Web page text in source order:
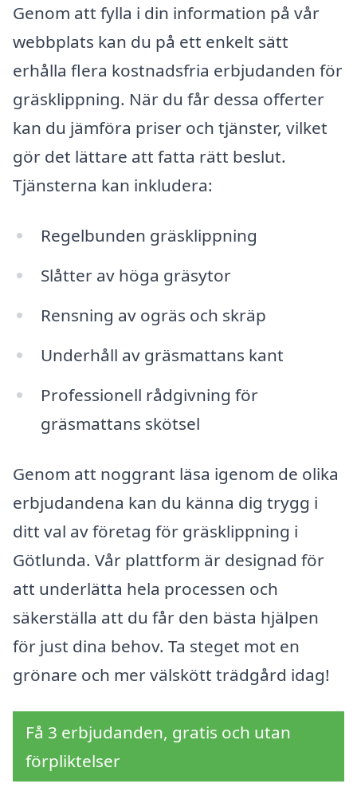
Genom att fylla i din information på vår
webbplats kan du på ett enkelt sätt
erhålla flera kostnadsfria erbjudanden för
gräsklippning. När du får dessa offerter
kan du jämföra priser och tjänster, vilket
gör det lättare att fatta rätt beslut.
Tjänsterna kan inkludera:
Regelbunden gräsklippning
Slåtter av höga gräsytor
Rensning av ogräs och skräp
Underhåll av gräsmattans kant
Professionell rådgivning för
gräsmattans skötsel
Genom att noggrant läsa igenom de olika
erbjudandena kan du känna dig trygg i
ditt val av företag för gräsklippning i
Götlunda. Vår plattform är designad för
att underlätta hela processen och
säkerställa att du får den bästa hjälpen
för just dina behov. Ta steget mot en
grönare och mer välskött trädgård idag!
Få 3 erbjudanden, gratis och utan
förpliktelser